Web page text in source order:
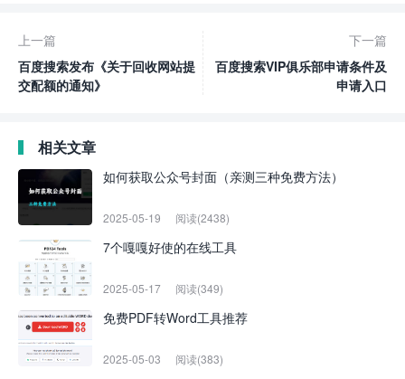
上一篇
百度搜索发布《关于回收网站提
交配额的通知》
下一篇
百度搜索VIP俱乐部申请条件及
申请入口
相关文章
如何获取公众号封面（亲测三种免费方法）
2025-05-19 阅读(2438)
7个嘎嘎好使的在线工具
2025-05-17 阅读(349)
免费PDF转Word工具推荐
2025-05-03 阅读(383)